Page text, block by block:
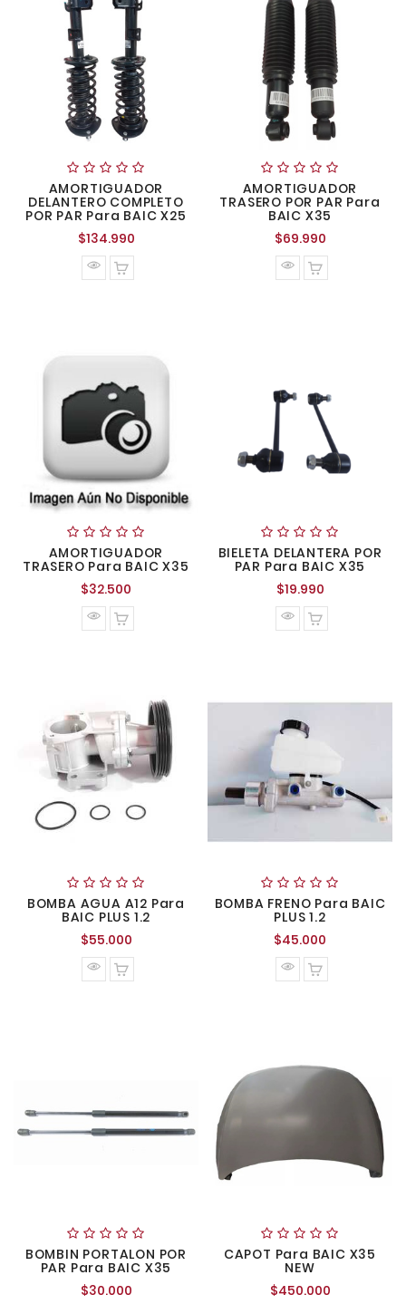
AMORTIGUADOR
DELANTERO COMPLETO
POR PAR Para BAIC X25
$134.990Precio
normal
AMORTIGUADOR
TRASERO POR PAR Para
BAIC X35
$69.990Precio
normal
AMORTIGUADOR
TRASERO Para BAIC X35
$32.500
normal
BIELETA DELANTERA POR
PAR Para BAIC X35
$19.990Precio
normal
BOMBA AGUA A12 Para
BAIC PLUS 1.2
$55.000Precio
normal
BOMBA FRENO Para BAIC
PLUS 1.2
$45.000
normal
BOMBIN PORTALON POR
PAR Para BAIC X35
$30.000Precio
CAPOT Para BAIC X35
NEW
$450.000Precio